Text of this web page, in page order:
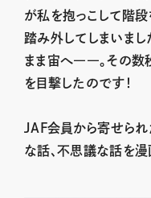
が私を抱っこして階
踏み外してしまいまし
まま宙へ――。その数
を目撃したのです！
JAF会員から寄せら
な話、不思議な話を漫